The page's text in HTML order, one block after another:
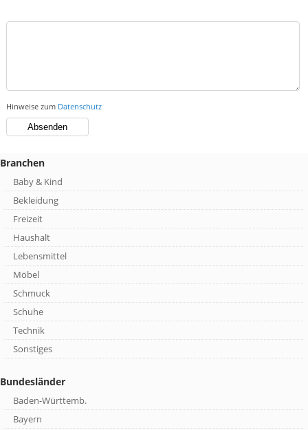
Hinweise zum Datenschutz
Branchen
Baby & Kind
Bekleidung
Freizeit
Haushalt
Lebensmittel
Möbel
Schmuck
Schuhe
Technik
Sonstiges
Bundesländer
Baden-Württemb.
Bayern